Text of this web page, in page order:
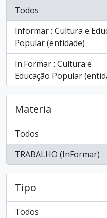
Todos
Informar : Cultura e
Popular (entidade)
, 3301 resultados
In.Formar : Cultura e
Educação Popular
, 3301 resultados
Materia
Todos
TRABALHO (InFormar)
, 3301 resultados
Tipo
Todos